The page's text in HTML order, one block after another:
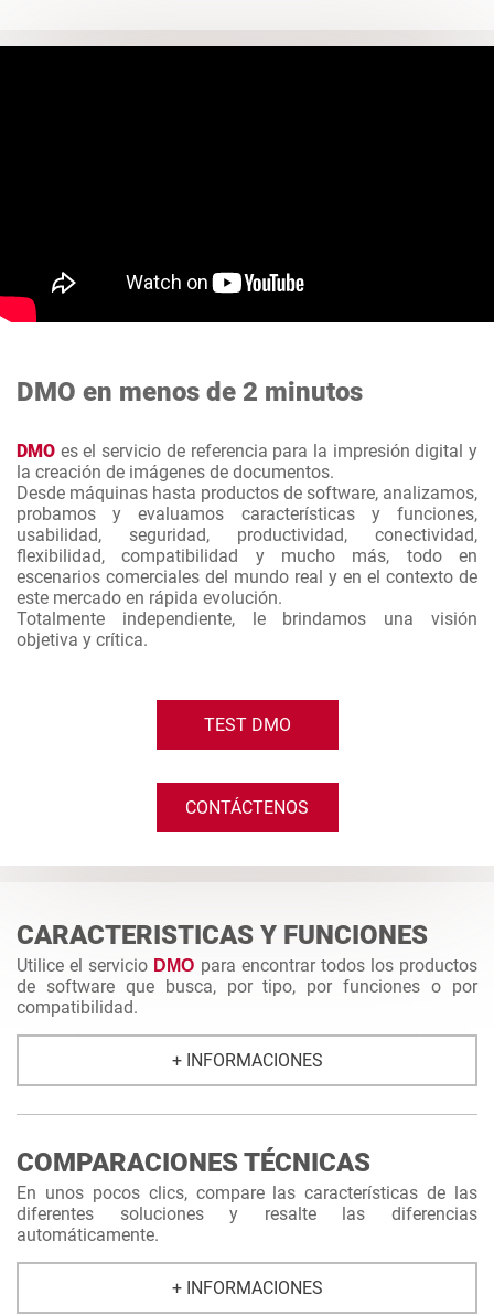
DMO en menos de 2 minutos
DMO es el servicio de referencia para la impresión digital y
la creación de imágenes de documentos.
Desde máquinas hasta productos de software, analizamos,
probamos y evaluamos características y funciones,
usabilidad, seguridad, productividad, conectividad,
flexibilidad, compatibilidad y mucho más, todo en
escenarios comerciales del mundo real y en el contexto de
este mercado en rápida evolución.
Totalmente independiente, le brindamos una visión
objetiva y crítica.
TEST DMO
CONTÁCTENOS
CARACTERISTICAS Y FUNCIONES
Utilice el servicio DMO para encontrar todos los productos
de software que busca, por tipo, por funciones o por
compatibilidad.
+ INFORMACIONES
COMPARACIONES TÉCNICAS
En unos pocos clics, compare las características de las
diferentes soluciones y resalte las diferencias
automáticamente.
+ INFORMACIONES